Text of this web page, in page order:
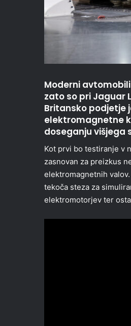
Moderni
zato so pri Jaguar
Britansko podjetje
elektromagnetne
doseganju višjega
Kot prvi bo testiranje v
zasnovan za preizkus
elektromagnetnih
tekoča steza za
elektromotorjev ter